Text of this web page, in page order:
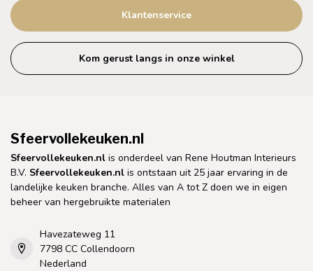
Klantenservice
Kom gerust langs in onze winkel
Sfeervollekeuken.nl
Sfeervollekeuken.nl is onderdeel van Rene Houtman Interieurs
B.V. Sfeervollekeuken.nl is ontstaan uit 25 jaar ervaring in de
landelijke keuken branche. Alles van A tot Z doen we in eigen
beheer van hergebruikte materialen
Havezateweg 11
7798 CC Collendoorn
Nederland